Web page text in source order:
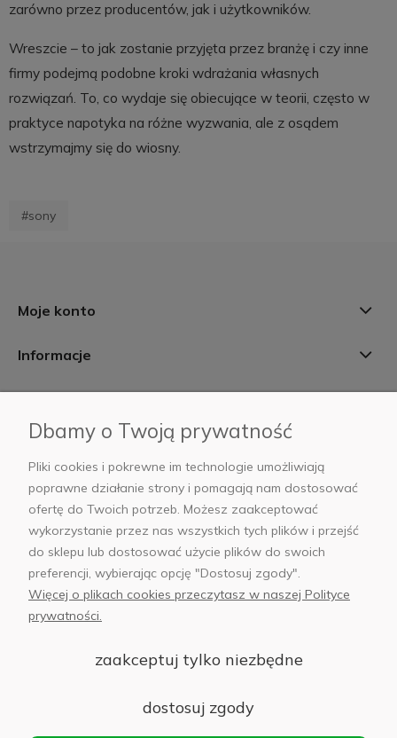
zarówno przez producentów, jak i użytkowników.
Wreszcie – to jak zostanie przyjęta przez branżę i czy inne
firmy podejmą podobne kroki wdrażania własnych
rozwiązań. To, co wydaje się obiecujące w teorii, często w
praktyce napotyka na różne wyzwania, ale z osądem
wstrzymajmy się do wiosny.
#sony
Moje konto
Informacje
AB Foto
sklep@abfoto.pl
+48 797 971 275
© 2025 Wszelkie prawa zastrzeżone. Serwis własnością:
Sp. z o.o.
Dbamy o Twoją prywatność
Pliki cookies i pokrewne im technologie umożliwiają
poprawne działanie strony i pomagają nam dostosować
ofertę do Twoich potrzeb. Możesz zaakceptować
wykorzystanie przez nas wszystkich tych plików i przejść
do sklepu lub dostosować użycie plików do swoich
preferencji, wybierając opcję "Dostosuj zgody".
Więcej o plikach cookies przeczytasz w naszej Polityce
prywatności.
zaakceptuj tylko niezbędne
dostosuj zgody